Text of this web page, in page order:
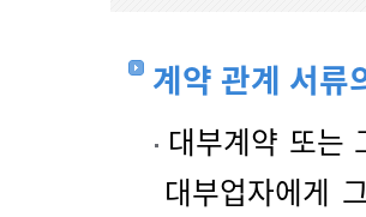
계약 관계 서류
대부계약 또는
대부업자에게